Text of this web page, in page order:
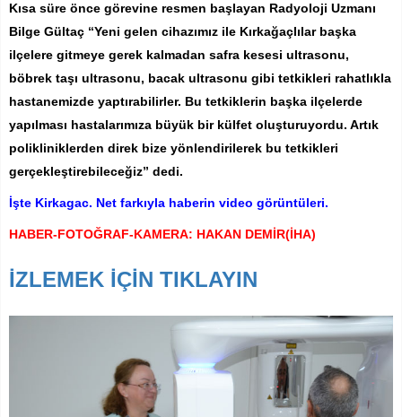
Kısa süre önce görevine resmen başlayan Radyoloji Uzmanı
Bilge Gültaç “Yeni gelen cihazımız ile Kırkağaçlılar başka
ilçelere gitmeye gerek kalmadan safra kesesi ultrasonu,
böbrek taşı ultrasonu, bacak ultrasonu gibi tetkikleri rahatlıkla
hastanemizde yaptırabilirler. Bu tetkiklerin başka ilçelerde
yapılması hastalarımıza büyük bir külfet oluşturuyordu. Artık
polikliniklerden direk bize yönlendirilerek bu tetkikleri
gerçekleştirebileceğiz” dedi.
İşte Kirkagac. Net farkıyla haberin video görüntüleri.
HABER-FOTOĞRAF-KAMERA: HAKAN DEMİR(İHA)
İZLEMEK İÇİN TIKLAYIN